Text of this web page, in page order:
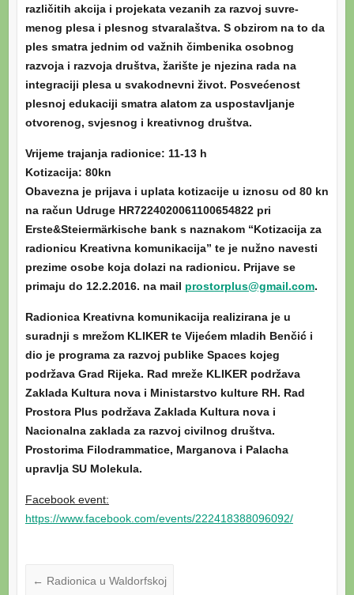
različitih akcija i projekata vezanih za razvoj suvre­
menog plesa i plesnog stvaralaštva. S obzi­rom na to da
ples smatra jednim od važnih čimbenika osobnog
razvoja i razvoja druš­tva, žarište je njezina rada na
integraciji plesa u svakodnevni život. Posvećenost
plesnoj edukaciji smatra alatom za uspo­stavljanje
otvorenog, svjesnog i kreativnog društva.
Vrijeme trajanja radionice: 11-13 h
Kotizacija: 80kn
Obavezna je prijava i uplata kotizacije u iznosu od 80 kn
na račun Udruge HR7224020061100654822 pri
Erste&Steiermärkische bank s naznakom “Kotizacija za
radionicu Kreativna komunikacija” te je nužno navesti
prezime osobe koja dolazi na radionicu. Prijave se
primaju do 12.2.2016. na mail prostorplus@gmail.com.
Radionica Kreativna komunikacija realizirana je u
suradnji s mrežom KLIKER te Vijećem mladih Benčić i
dio je programa za razvoj publike Spaces kojeg
podržava Grad Rijeka. Rad mreže KLIKER podržava
Zaklada Kultura nova i Ministarstvo kulture RH. Rad
Prostora Plus podržava Zaklada Kultura nova i
Nacionalna zaklada za razvoj civilnog društva.
Prostorima Filodrammatice, Marganova i Palacha
upravlja SU Molekula.
Facebook event:
https://www.facebook.com/events/222418388096092/
← Radionica u Waldorfskoj